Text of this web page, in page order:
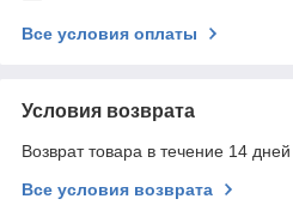
Все условия оплаты
Условия возврата
Возврат товара в течение 14
Все условия возврата